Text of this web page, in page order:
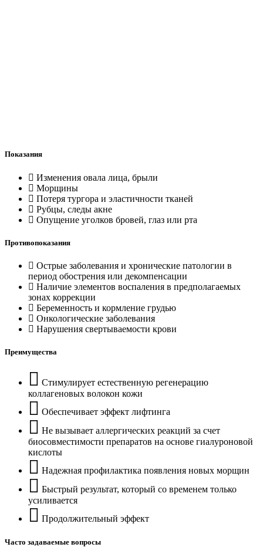
Показания
Изменения овала лица, брыли
Морщины
Потеря тургора и эластичности тканей
Рубцы, следы акне
Опущение уголков бровей, глаз или рта
Противопоказания
Острые заболевания и хронические патологии в
период обострения или декомпенсации
Наличие элементов воспаления в предполагаемых
зонах коррекции
Беременность и кормление грудью
Онкологические заболевания
Нарушения свертываемости крови
Преимущества
Стимулирует естественную регенерацию
коллагеновых волокон кожи
Обеспечивает эффект лифтинга
Не вызывает аллергических реакций за счет
биосовместимости препаратов на основе гиалуроновой
кислоты
Надежная профилактика появления новых морщин
Быстрый результат, который со временем только
усиливается
Продолжительный эффект
Часто задаваемые вопросы